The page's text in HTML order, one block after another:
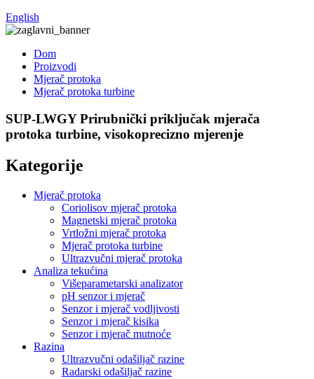
English
Dom
Proizvodi
Mjerač protoka
Mjerač protoka turbine
SUP-LWGY Prirubnički priključak mjerača
protoka turbine, visokoprecizno mjerenje
Kategorije
Mjerač protoka
Coriolisov mjerač protoka
Magnetski mjerač protoka
Vrtložni mjerač protoka
Mjerač protoka turbine
Ultrazvučni mjerač protoka
Analiza tekućina
Višeparametarski analizator
pH senzor i mjerač
Senzor i mjerač vodljivosti
Senzor i mjerač kisika
Senzor i mjerač mutnoće
Razina
Ultrazvučni odašiljač razine
Radarski odašiljač razine